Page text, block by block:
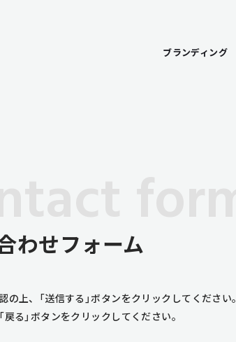
ブランディング
わせフォーム
の上、「送信する」ボタンをクリックしてください。
戻る」ボタンをクリックしてください。